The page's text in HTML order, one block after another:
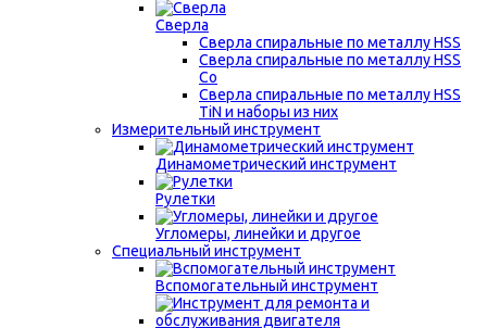
Сверла
Сверла спиральные по металлу HSS
Сверла спиральные по металлу HSS
Co
Сверла спиральные по металлу HSS
TiN и наборы из них
Измерительный инструмент
Динамометрический инструмент
Рулетки
Угломеры, линейки и другое
Специальный инструмент
Вспомогательный инструмент